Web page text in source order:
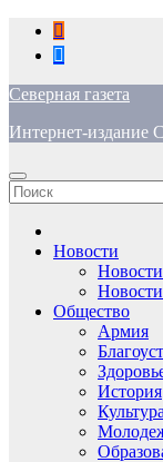
Перейти
содержимому
Северная газета
Интернет-издание
Новости
Общество
Армия
История
Культура